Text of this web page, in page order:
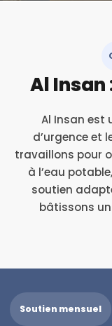
Al Insan
Al Insan est
d’urgence et
travaillons pour
à l’eau
soutien
bâtissons
Soutien mensuel